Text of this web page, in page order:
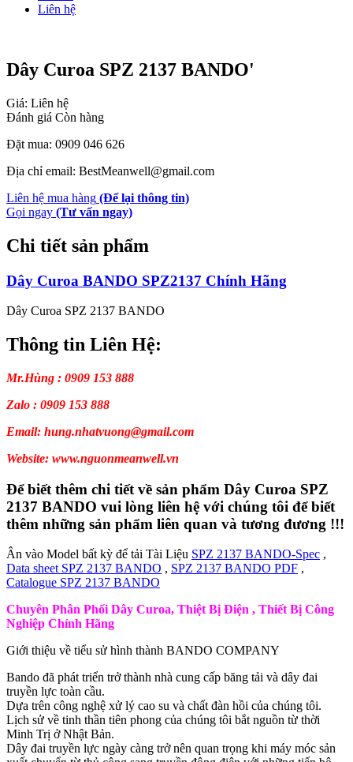
Liên hệ
Dây Curoa SPZ 2137 BANDO'
Giá: Liên hệ
Đánh giá Còn hàng
Đặt mua: 0909 046 626
Địa chỉ email: BestMeanwell@gmail.com
Liên hệ mua hàng (Để lại thông tin)
Gọi ngay (Tư vấn ngay)
Chi tiết sản phẩm
Dây Curoa BANDO SPZ2137 Chính Hãng
Dây Curoa SPZ 2137 BANDO
Thông tin Liên Hệ:
Mr.Hùng : 0909 153 888
Zalo : 0909 153 888
Email: hung.nhatvuong@gmail.com
Website: www.nguonmeanwell.vn
Để biết thêm chi tiết về sản phẩm Dây Curoa SPZ
2137 BANDO vui lòng liên hệ với chúng tôi để biết
thêm những sản phẩm liên quan và tương đương !!!
Ân vào Model bất kỳ để tải Tài Liệu SPZ 2137 BANDO-Spec ,
Data sheet SPZ 2137 BANDO , SPZ 2137 BANDO PDF ,
Catalogue SPZ 2137 BANDO
Chuyên Phân Phối Dây Curoa, Thiệt Bị Điện , Thiết Bị Công
Nghiệp Chính Hãng
Giới thiệu về tiểu sử hình thành BANDO COMPANY
Bando đã phát triển trở thành nhà cung cấp băng tải và dây đai
truyền lực toàn cầu.
Dựa trên công nghệ xử lý cao su và chất đàn hồi của chúng tôi.
Lịch sử về tinh thần tiên phong của chúng tôi bắt nguồn từ thời
Minh Trị ở Nhật Bản.
Dây đai truyền lực ngày càng trở nên quan trọng khi máy móc sản